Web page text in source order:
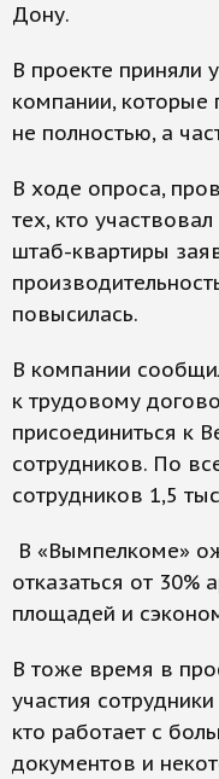
Дону.
В проекте приняли
компании, которые
не полностью, а
В ходе опроса,
тех, кто
штаб-квартиры
повысилась.
В компании
к трудовому
присоединиться к
сотрудников. По
сотрудников 1,5
В «Вымпелкоме»
отказаться от
площадей и
В тоже время в
участия
кто работает с
документов и